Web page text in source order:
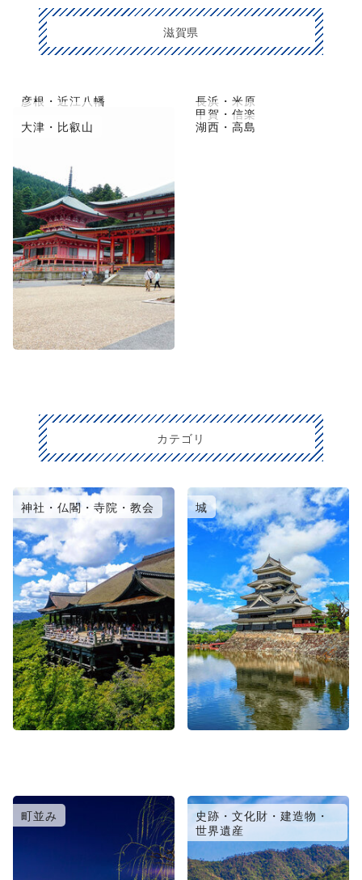
滋賀県
彦根・近江八幡
長浜・米原
甲賀・信楽
大津・比叡山
湖西・高島
カテゴリ
神社・仏閣・寺院・教会 城
町並み
史跡・文化財・建造物・
世界遺産